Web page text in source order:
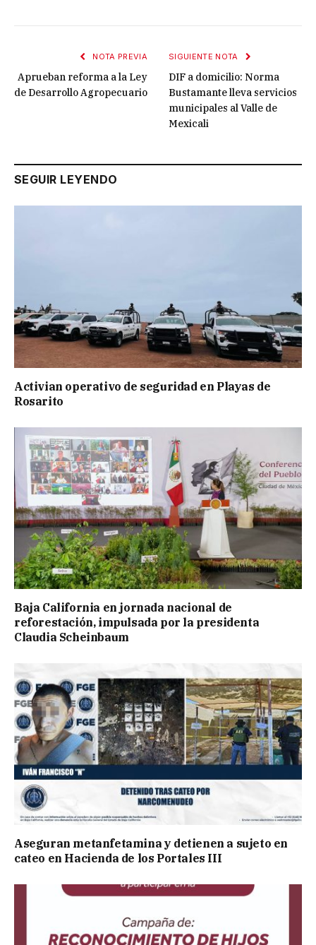
NOTA PREVIA
Aprueban reforma a la Ley
de Desarrollo Agropecuario
SIGUIENTE NOTA
DIF a domicilio: Norma
Bustamante lleva servicios
municipales al Valle de
Mexicali
SEGUIR LEYENDO
Activian operativo de seguridad en Playas de
Rosarito
Baja California en jornada nacional de
reforestación, impulsada por la presidenta
Claudia Scheinbaum
Aseguran metanfetamina y detienen a sujeto en
cateo en Hacienda de los Portales III